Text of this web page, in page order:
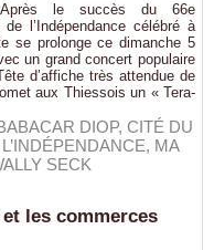
le succès du 66e
de l’Indépendance célébré à
se prolonge ce dimanche 5
un grand concert populaire
d’affiche très attendue de
aux Thiessois un « Tera-
DIOP, CITÉ DU
, MA
SECK
les commerces